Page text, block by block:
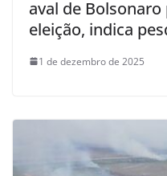
aval de
eleição, indica
1 de dezembro de 2025